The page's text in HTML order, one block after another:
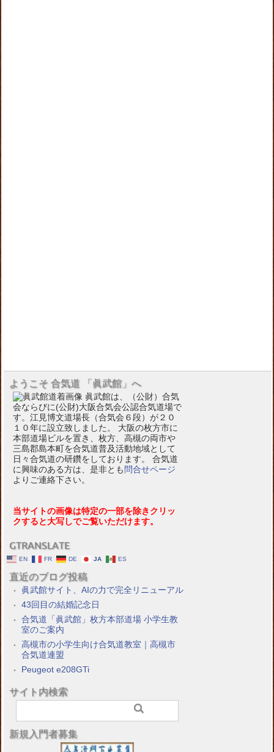
ようこそ 合気道 「眞武館」へ
眞武館は、（公財）合気
会ならびに(公財)大阪合気会公認合気道場で
す。江見博文道場長（合気会６段）が２０
１０年に設立致しました。 大阪の枚方市に
本部道場ビルを置き、枚方、高槻の両市や
三島郡島本町を合気道普及活動地域として
日々合気道の研鑽をしております。 合気道
に興味のある方は、是非とも 問合せページ
よりご連絡下さい。
当サイトの画像は特定の一部を除きクリッ
クすると大写しでご覧いただけます。
GTRANSLATE
EN FR DE JA ES
直近のブログ投稿
眞武館サイト、AIの力で完全リニューアル
43回目の結婚記念日
合気道「眞武館」枚方本部道場 小学生教
室のご案内
高槻市の小学生向け合気道教室｜高槻市
合気道連盟
Peugeot e208GTi
サイト内検索
新規入門者募集